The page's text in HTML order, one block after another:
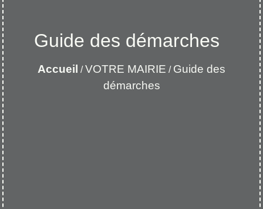
Guide des démarches
Accueil /VOTRE MAIRIE / Guide des
démarches